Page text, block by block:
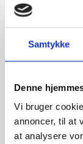
Samtykke
Denne
Vi bruger
annoncer, til at
at analysere
og
Beregn
Har du